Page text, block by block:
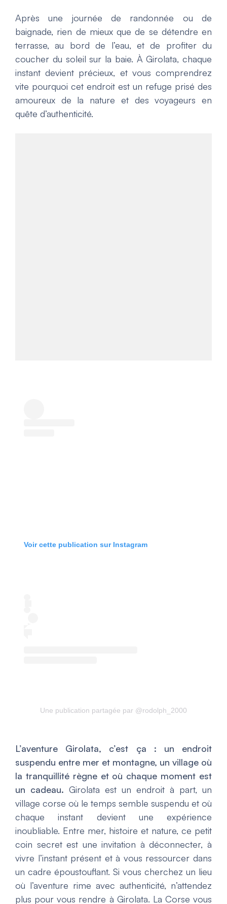
Après une journée de randonnée ou de
baignade, rien de mieux que de se détendre en
terrasse, au bord de l’eau, et de profiter du
coucher du soleil sur la baie. À Girolata, chaque
instant devient précieux, et vous comprendrez
vite pourquoi cet endroit est un refuge prisé des
amoureux de la nature et des voyageurs en
quête d’authenticité.
Voir cette publication sur Instagram
Une publication partagée par @rodolph_2000
L’aventure Girolata, c’est ça : un endroit
suspendu entre mer et montagne, un village où
la tranquillité règne et où chaque moment est
un cadeau. Girolata est un endroit à part, un
village corse où le temps semble suspendu et où
chaque instant devient une expérience
inoubliable. Entre mer, histoire et nature, ce petit
coin secret est une invitation à déconnecter, à
vivre l’instant présent et à vous ressourcer dans
un cadre époustouflant. Si vous cherchez un lieu
où l’aventure rime avec authenticité, n’attendez
plus pour vous rendre à Girolata. La Corse vous